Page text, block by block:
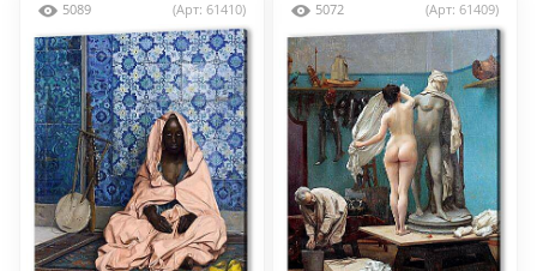
5089 (Арт: 61410) 5072 (Арт: 61409)